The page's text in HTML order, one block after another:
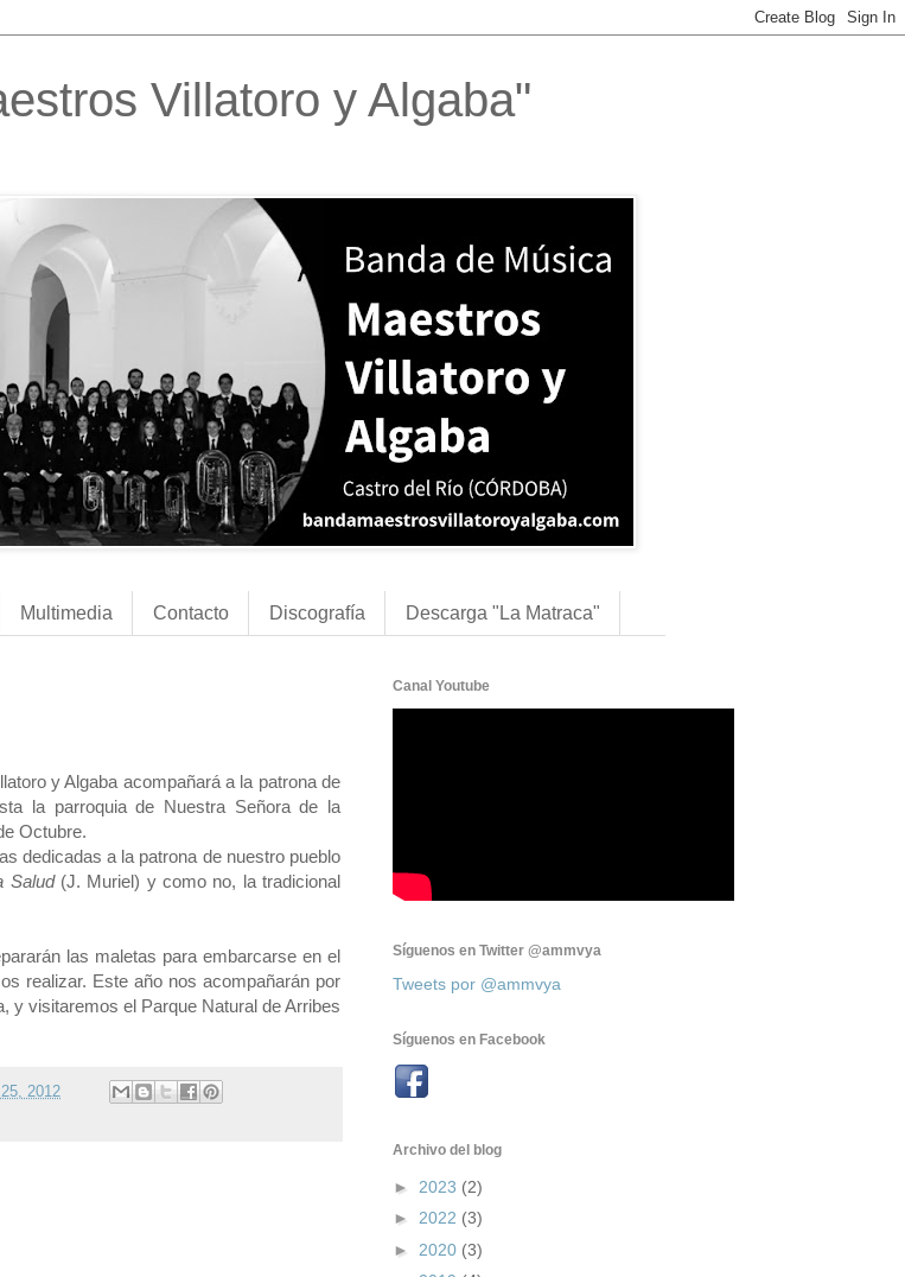
Villatoro y Algaba"
Multimedia Contacto Discografía Descarga "La Matraca"
y Algaba acompañará a la patrona de
la parroquia de Nuestra Señora de la
Octubre.
dedicadas a la patrona de nuestro pueblo
Salud(J. Muriel) y como no, la tradicional
las maletas para embarcarse en el
realizar. Este año nos acompañarán por
y visitaremos el Parque Natural de Arribes
2012
Canal Youtube
Síguenos en Twitter @ammvya
Tweets por @ammvya
Síguenos en Facebook
Archivo del blog
► 2023 (2)
► 2022 (3)
► 2020 (3)